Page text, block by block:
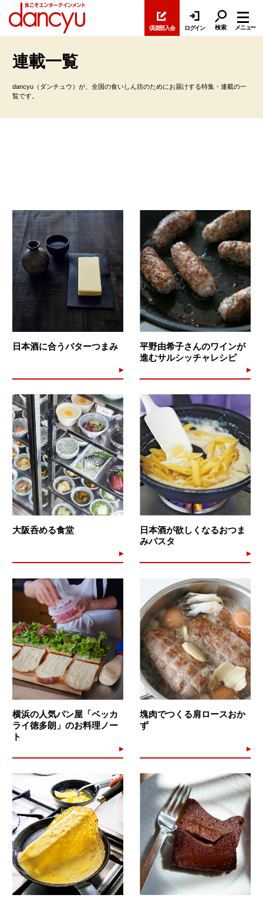
倶楽部入会 ログイン 検索 メニュー
連載一覧
dancyu（ダンチュウ）が、全国の食いしん坊のためにお届けする特集・連載の一
覧です。
日本酒に合うバターつまみ
平野由希子さんのワインが
進むサルシッチャレシピ
大阪呑める食堂
日本酒が欲しくなるおつま
みパスタ
横浜の人気パン屋「ベッカ
ライ徳多朗」のお料理ノー
ト
塊肉でつくる肩ロースおか
ず